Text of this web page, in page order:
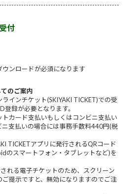
付
ンロードが必須になります
のご案内
インチケット(SKIYAKI TICKET)での受
登録が必要となります。
トカード支払いもしくはコンビニ支払い
支払いの場合には事務手数料440円(税
TICKETアプリに発行されるQRコード
のスマートフォン・タブレットなど)を
れる電子チケットのため、スクリーン
提示ですと、無効になりますのでご注